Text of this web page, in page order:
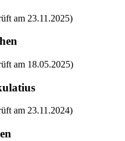
am 23.11.2025)
am 18.05.2025)
am 23.11.2024)